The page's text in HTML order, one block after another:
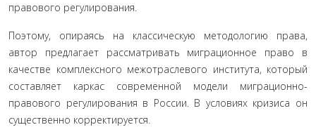
правового регулирования.
Поэтому, опираясь на классическую методоло­гию права,
автор предлагает рассматривать миграци­онное право в
качестве комплексного межотраслевого института, который
составляет каркас современной модели миграционно-
правового регулирования в России. В условиях кризиса он
существенно коррек­тируется.